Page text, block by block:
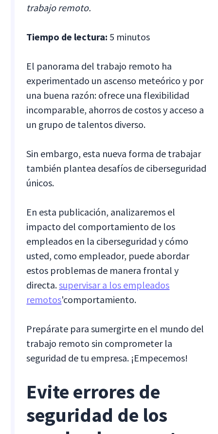
trabajo remoto.
Tiempo de lectura: 5 minutos
El panorama del trabajo remoto ha
experimentado un ascenso meteórico y por
una buena razón: ofrece una flexibilidad
incomparable, ahorros de costos y acceso a
un grupo de talentos diverso.
Sin embargo, esta nueva forma de trabajar
también plantea desafíos de ciberseguridad
únicos.
En esta publicación, analizaremos el
impacto del comportamiento de los
empleados en la ciberseguridad y cómo
usted, como empleador, puede abordar
estos problemas de manera frontal y
directa.supervisar a los empleados
remotos'comportamiento.
Prepárate para sumergirte en el mundo del
trabajo remoto sin comprometer la
seguridad de tu empresa. ¡Empecemos!
Evite errores de
seguridad de los